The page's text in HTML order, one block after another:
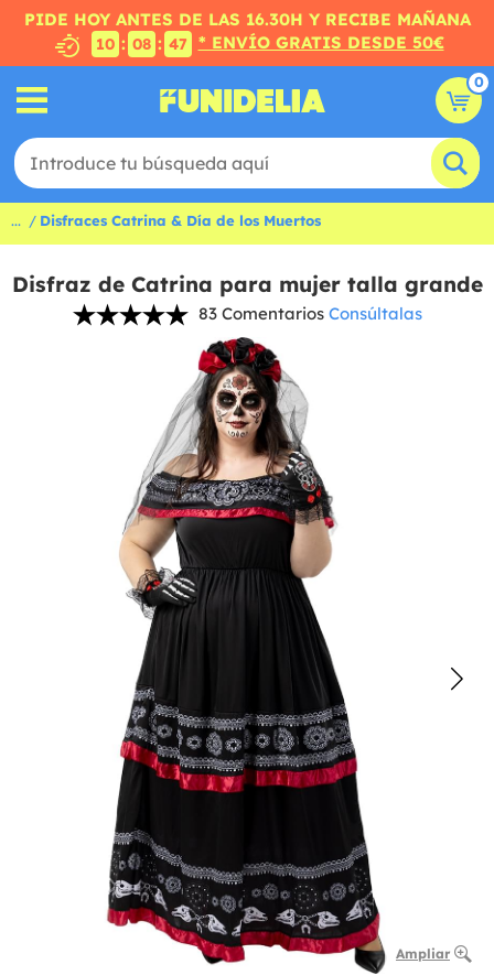
PIDE HOY ANTES DE LAS 16.30H Y RECIBE MAÑANA
10 : 08 : 46 * ENVÍO GRATIS DESDE 50€
0
... Disfraces Catrina & Día de los Muertos
Disfraz de Catrina para mujer talla grande
83 Comentarios Consúltalas
Ampliar